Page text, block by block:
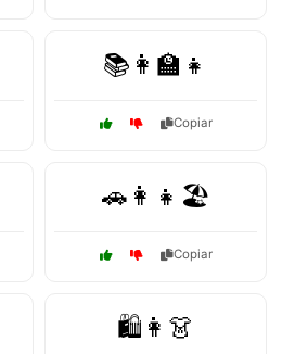
📚👩‍🏫👧
Copiar
🚗👩👧🏖️
Copiar
🛍️👩👗